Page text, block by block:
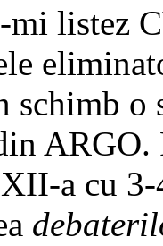
mi listez
o
a cu